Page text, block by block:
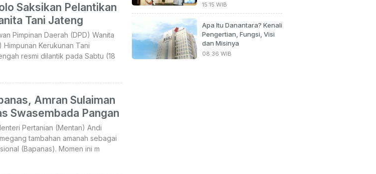
Saksikan Pelantikan
Tani Jateng
Pimpinan Daerah (DPD) Wanita
Himpunan Kerukunan Tani
resmi dilantik pada Sabtu (18
Amran Sulaiman
Swasembada Pangan
Pertanian (Mentan) Andi
tambahan amanah sebagai
(Bapanas). Momen ini m
15:15 WIB
Apa Itu Danantara? Kenali
Pengertian, Fungsi, Visi
dan Misinya
08:36 WIB